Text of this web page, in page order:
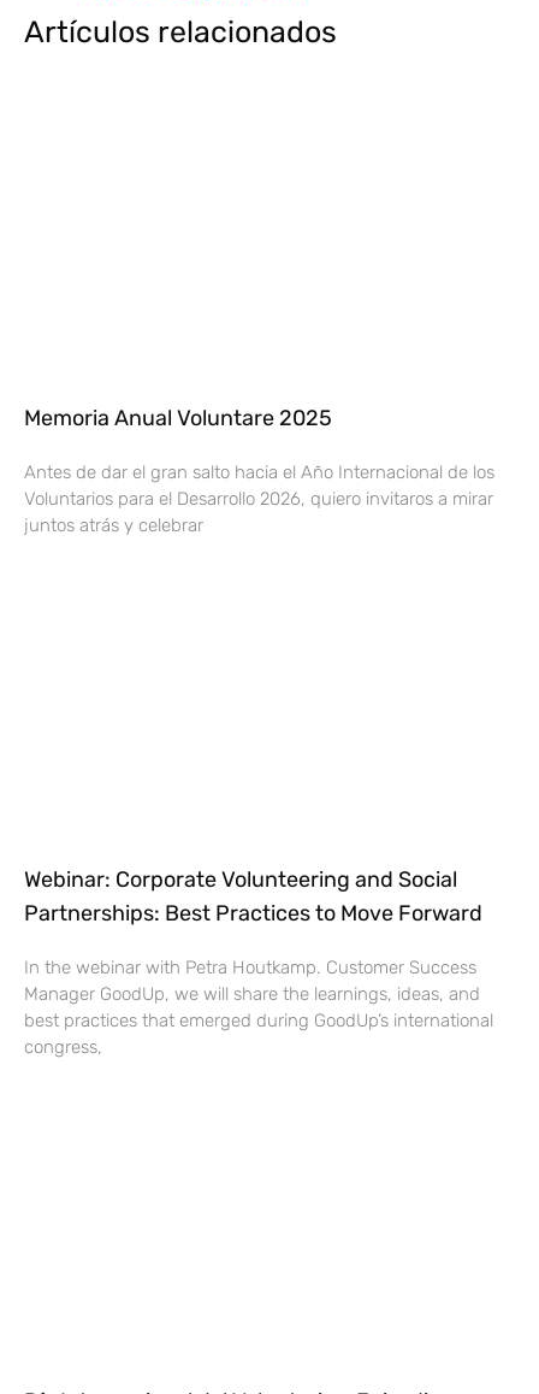
Artículos relacionados
Memoria Anual Voluntare 2025
Antes de dar el gran salto hacia el Año Internacional de los
Voluntarios para el Desarrollo 2026, quiero invitaros a mirar
juntos atrás y celebrar
Webinar: Corporate Volunteering and Social
Partnerships: Best Practices to Move Forward
In the webinar with Petra Houtkamp. Customer Success
Manager GoodUp, we will share the learnings, ideas, and
best practices that emerged during GoodUp’s international
congress,